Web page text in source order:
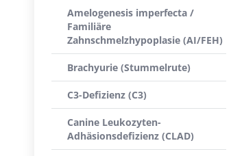
Amelogenesis imperfecta /
Familiäre
Zahnschmelzhypoplasie (AI/FEH)
Brachyurie (Stummelrute)
C3-Defizienz (C3)
Canine Leukozyten-
Adhäsionsdefizienz (CLAD)